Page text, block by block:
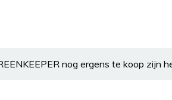
nog ergens te koop zijn